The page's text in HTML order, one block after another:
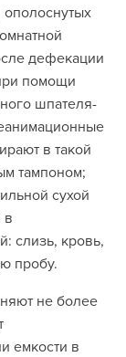
дефекации
помощи
шпателя-
в такой
тампоном;
сухой
в
слизь, кровь,
пробу.
не более
емкости в